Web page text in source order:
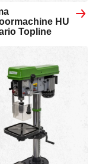
HU
Topline